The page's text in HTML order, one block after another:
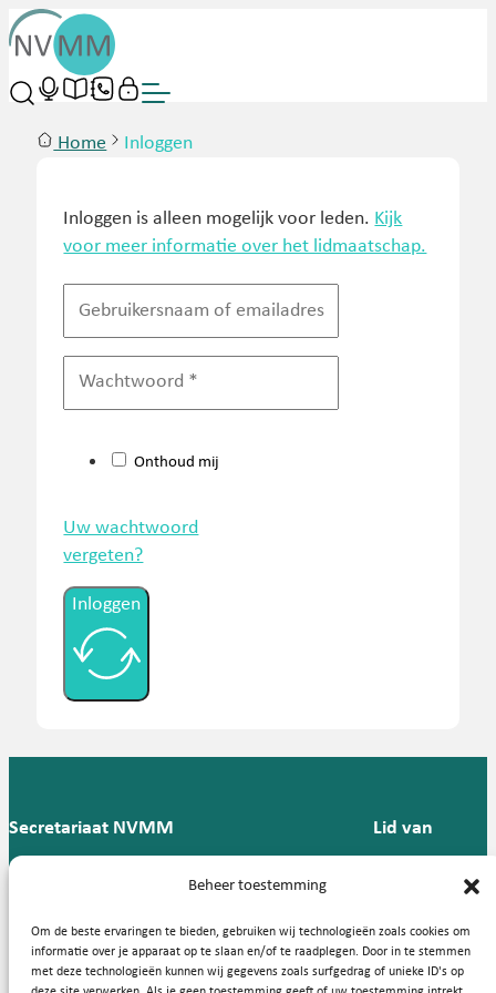
Beheer toestemming
Om de beste ervaringen te bieden, gebruiken wij technologieën zoals cookies om
informatie over je apparaat op te slaan en/of te raadplegen. Door in te stemmen
met deze technologieën kunnen wij gegevens zoals surfgedrag of unieke ID's op
Home Inloggen
Inloggen is alleen mogelijk voor leden. Kijk
voor meer informatie over het lidmaatschap.
Onthoud mij
Uw wachtwoord
vergeten?
Inloggen
Secretariaat NVMM
Groningen
T: 088 -
57
Lid van